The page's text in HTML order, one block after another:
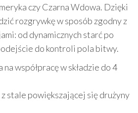
czy Czarna Wdowa. Dzięki
rozgrywkę w sposób zgodny z
od dynamicznych starć po
do kontroli pola bitwy.
współpracę w składzie do 4
stale powiększającej się drużyny